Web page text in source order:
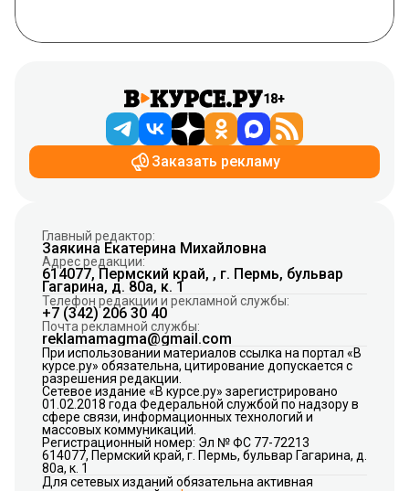
18+
Заказать рекламу
Главный редактор:
Заякина Екатерина Михайловна
Адрес редакции:
614077, Пермский край, , г. Пермь, бульвар
Гагарина, д. 80а, к. 1
Телефон редакции и рекламной службы:
+7 (342) 206 30 40
Почта рекламной службы:
reklamamagma@gmail.com
При использовании материалов ссылка на портал «В
курсе.ру» обязательна, цитирование допускается с
разрешения редакции.
Сетевое издание «В курсе.ру» зарегистрировано
01.02.2018 года Федеральной службой по надзору в
сфере связи, информационных технологий и
массовых коммуникаций.
Регистрационный номер: Эл № ФС 77-72213
614077, Пермский край, г. Пермь, бульвар Гагарина, д.
80а, к. 1
Для сетевых изданий обязательна активная